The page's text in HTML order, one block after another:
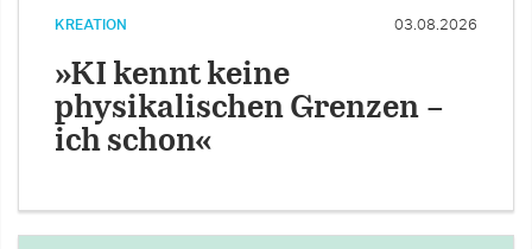
KREATION 03.08.2026
»KI kennt keine
physikalischen Grenzen –
ich schon«